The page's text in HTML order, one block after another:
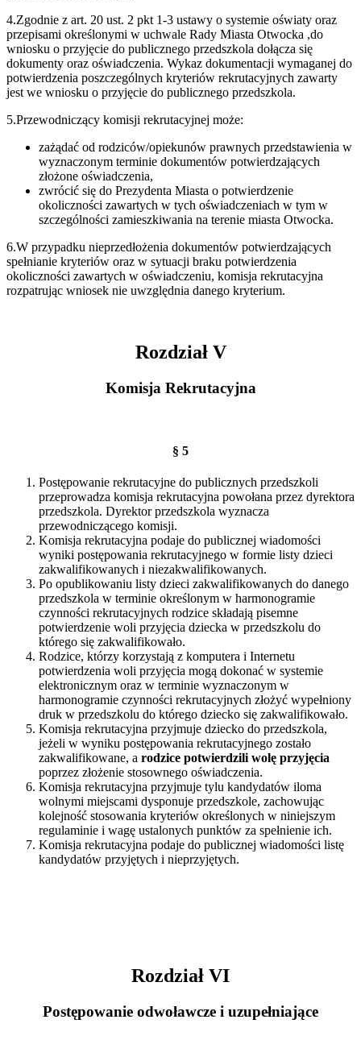
4.Zgodnie z art. 20 ust. 2 pkt 1-3 ustawy o systemie oświaty oraz
przepisami określonymi w uchwale Rady Miasta Otwocka ,do
wniosku o przyjęcie do publicznego przedszkola dołącza się
dokumenty oraz oświadczenia. Wykaz dokumentacji wymaganej do
potwierdzenia poszczególnych kryteriów rekrutacyjnych zawarty
jest we wniosku o przyjęcie do publicznego przedszkola.
5.Przewodniczący komisji rekrutacyjnej może:
zażądać od rodziców/opiekunów prawnych przedstawienia w
wyznaczonym terminie dokumentów potwierdzających
złożone oświadczenia,
zwrócić się do Prezydenta Miasta o potwierdzenie
okoliczności zawartych w tych oświadczeniach w tym w
szczególności zamieszkiwania na terenie miasta Otwocka.
6.W przypadku nieprzedłożenia dokumentów potwierdzających
spełnianie kryteriów oraz w sytuacji braku potwierdzenia
okoliczności zawartych w oświadczeniu, komisja rekrutacyjna
rozpatrując wniosek nie uwzględnia danego kryterium.
Rozdział V
Komisja Rekrutacyjna
§ 5
Postępowanie rekrutacyjne do publicznych przedszkoli
przeprowadza komisja rekrutacyjna powołana przez dyrektora
przedszkola. Dyrektor przedszkola wyznacza
przewodniczącego komisji.
Komisja rekrutacyjna podaje do publicznej wiadomości
wyniki postępowania rekrutacyjnego w formie listy dzieci
zakwalifikowanych i niezakwalifikowanych.
Po opublikowaniu listy dzieci zakwalifikowanych do danego
przedszkola w terminie określonym w harmonogramie
czynności rekrutacyjnych rodzice składają pisemne
potwierdzenie woli przyjęcia dziecka w przedszkolu do
którego się zakwalifikowało.
Rodzice, którzy korzystają z komputera i Internetu
potwierdzenia woli przyjęcia mogą dokonać w systemie
elektronicznym oraz w terminie wyznaczonym w
harmonogramie czynności rekrutacyjnych złożyć wypełniony
druk w przedszkolu do którego dziecko się zakwalifikowało.
Komisja rekrutacyjna przyjmuje dziecko do przedszkola,
jeżeli w wyniku postępowania rekrutacyjnego zostało
zakwalifikowane, a rodzice potwierdzili wolę przyjęcia
poprzez złożenie stosownego oświadczenia.
Komisja rekrutacyjna przyjmuje tylu kandydatów iloma
wolnymi miejscami dysponuje przedszkole, zachowując
kolejność stosowania kryteriów określonych w niniejszym
regulaminie i wagę ustalonych punktów za spełnienie ich.
Komisja rekrutacyjna podaje do publicznej wiadomości listę
kandydatów przyjętych i nieprzyjętych.
Rozdział VI
Postępowanie odwoławcze i uzupełniające